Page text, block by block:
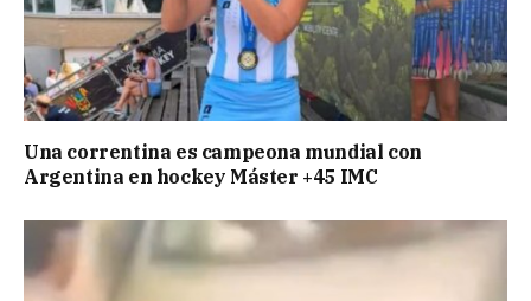
Una correntina es campeona mundial con
Argentina en hockey Máster +45 IMC